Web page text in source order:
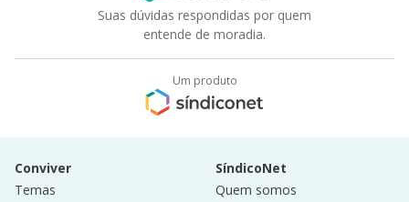
Suas dúvidas respondidas por quem
entende de moradia.
Um produto
Conviver
Temas
SíndicoNet
Quem somos